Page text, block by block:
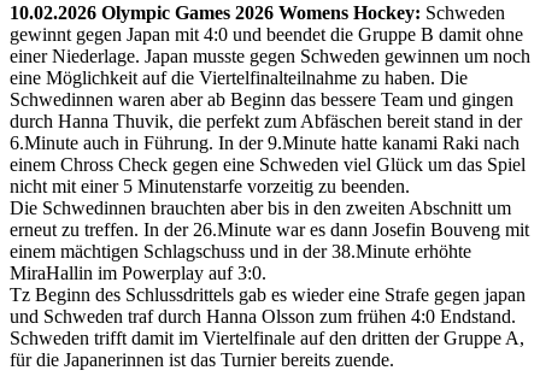
10.02.2026 Olympic Games 2026 Womens Hockey: Schweden
gewinnt gegen Japan mit 4:0 und beendet die Gruppe B damit ohne
einer Niederlage. Japan musste gegen Schweden gewinnen um noch
eine Möglichkeit auf die Viertelfinalteilnahme zu haben. Die
Schwedinnen waren aber ab Beginn das bessere Team und gingen
durch Hanna Thuvik, die perfekt zum Abfäschen bereit stand in der
6.Minute auch in Führung. In der 9.Minute hatte kanami Raki nach
einem Chross Check gegen eine Schweden viel Glück um das Spiel
nicht mit einer 5 Minutenstarfe vorzeitig zu beenden.
Die Schwedinnen brauchten aber bis in den zweiten Abschnitt um
erneut zu treffen. In der 26.Minute war es dann Josefin Bouveng mit
einem mächtigen Schlagschuss und in der 38.Minute erhöhte
MiraHallin im Powerplay auf 3:0.
Tz Beginn des Schlussdrittels gab es wieder eine Strafe gegen japan
und Schweden traf durch Hanna Olsson zum frühen 4:0 Endstand.
Schweden trifft damit im Viertelfinale auf den dritten der Gruppe A,
für die Japanerinnen ist das Turnier bereits zuende.